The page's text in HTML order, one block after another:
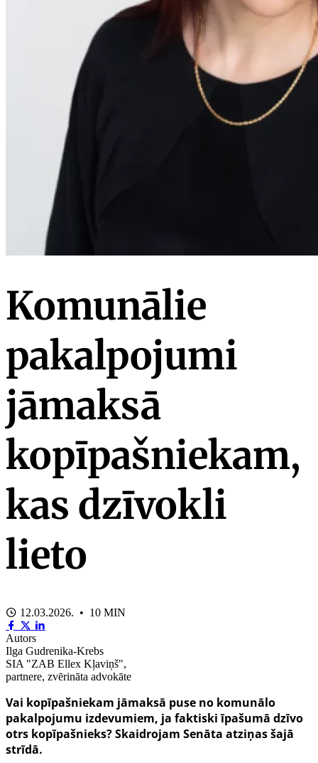
Komunālie
pakalpojumi
jāmaksā
kopīpašniekam,
kas dzīvokli
lieto
12.03.2026. • 10 MIN
Autors
Ilga Gudrenika-Krebs
SIA "ZAB Ellex Kļaviņš",
partnere, zvērināta advokāte
Vai kopīpašniekam jāmaksā puse no komunālo
pakalpojumu izdevumiem, ja faktiski īpašumā dzīvo
otrs kopīpašnieks? Skaidrojam Senāta atziņas šajā
strīdā.